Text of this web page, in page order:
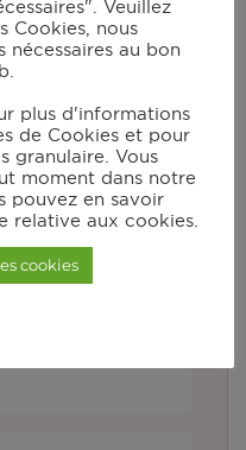
en vitesse 6
la levure
et lancez le
6 pendant
bol et lancez à
Veuillez
Cookies, nous
nécessaires au bon
plus d'informations
de Cookies et pour
granulaire. Vous
moment dans notre
pouvez en savoir
relative aux cookies.
cookies